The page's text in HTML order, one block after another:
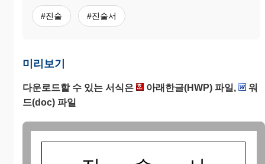
#진술 #진술서
미리보기
다운로드할 수 있는 서식은 아래한글(HWP) 파일,
워
드(doc) 파일